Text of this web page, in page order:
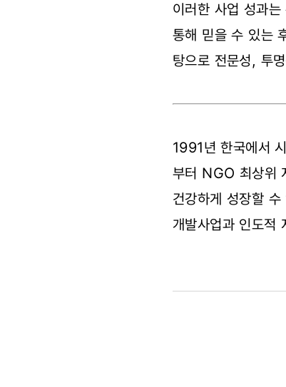
이러한 사업 성과
통해 믿을 수 있는
탕으로 전문성, 투
1991년 한국에서
부터 NGO 최상위
건강하게 성장할
개발사업과 인도적